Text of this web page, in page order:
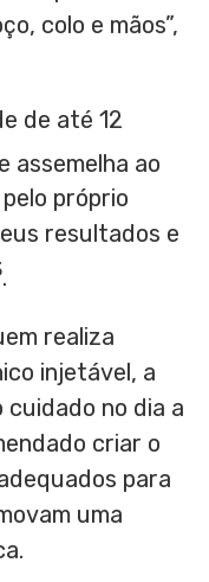
colo e mãos”,
de até 12
assemelha ao
próprio
resultados e
.
realiza
injetável, a
no dia a
criar o
para
uma